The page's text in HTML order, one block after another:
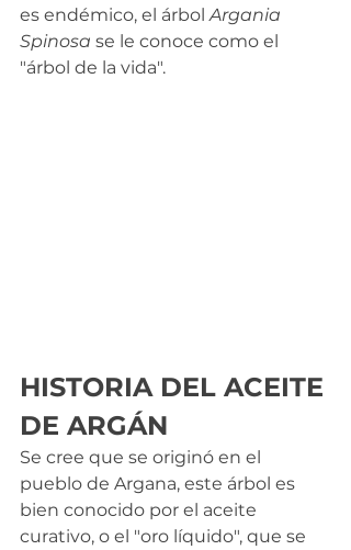
es endémico, el árbol Argania
Spinosa se le conoce como el
"árbol de la vida".
HISTORIA DEL ACEITE
DE ARGÁN
Se cree que se originó en el
pueblo de Argana, este árbol es
bien conocido por el aceite
curativo, o el "oro líquido", que se